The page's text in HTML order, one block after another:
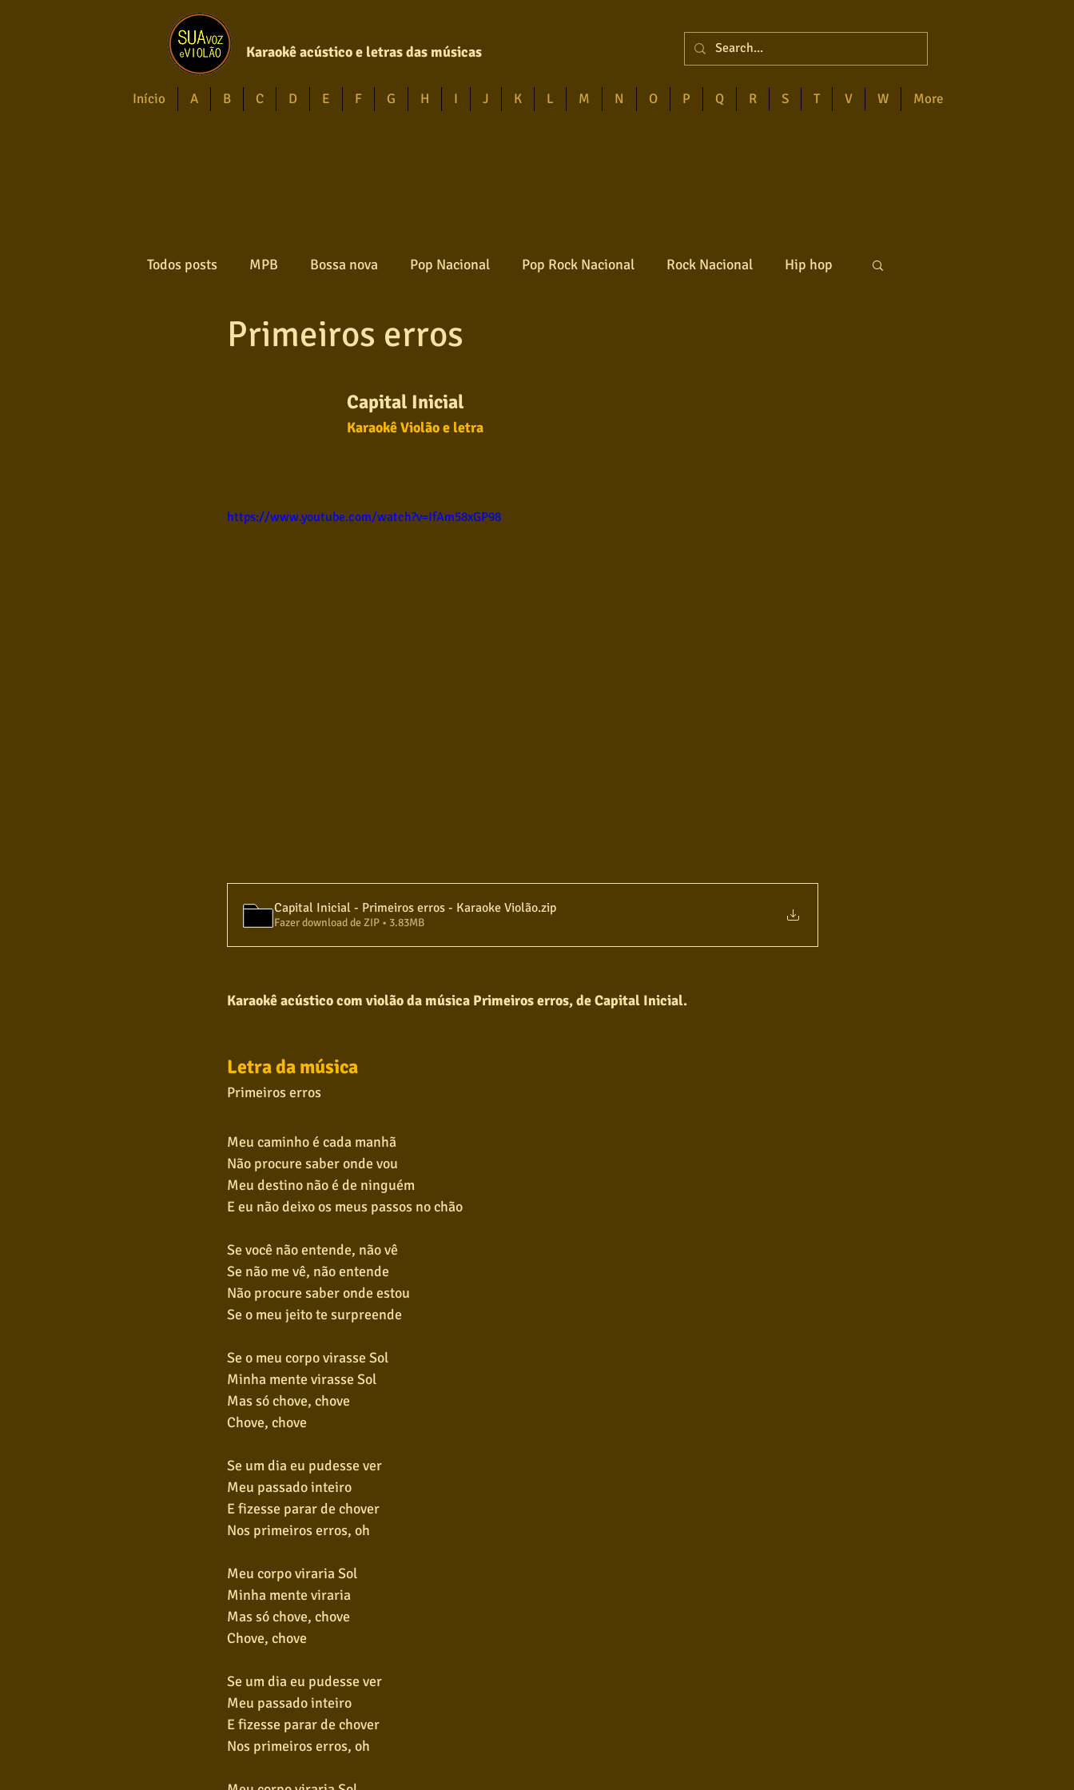
Karaokê acústico e letras das músicas
Início A B C D E F G H I J K L M N O P Q R S T V W More
Todos posts MPB Bossa nova Pop Nacional Pop Rock Nacional Rock Nacional Hip hop
Gospel Axé Reggae Jazz
Soul Violão instumental
Pop Internacional
Primeiros erros
Capital Inicial
Karaokê Violão e letra
https://www.youtube.com/watch?v=IfAm58xGP98
Capital Inicial - Primeiros erros - Karaoke Violão.zip
Fazer download de ZIP • 3.83MB
Karaokê acústico com violão da música Primeiros erros, de Capital Inicial.
Letra da música
Primeiros erros
Meu caminho é cada manhã
Não procure saber onde vou
Meu destino não é de ninguém
E eu não deixo os meus passos no chão
Se você não entende, não vê
Se não me vê, não entende
Não procure saber onde estou
Se o meu jeito te surpreende
Se o meu corpo virasse Sol
Minha mente virasse Sol
Mas só chove, chove
Chove, chove
Se um dia eu pudesse ver
Meu passado inteiro
E fizesse parar de chover
Nos primeiros erros, oh
Meu corpo viraria Sol
Minha mente viraria
Mas só chove, chove
Chove, chove
Se um dia eu pudesse ver
Meu passado inteiro
E fizesse parar de chover
Nos primeiros erros, oh